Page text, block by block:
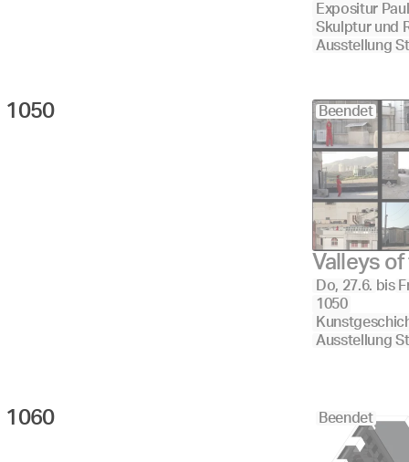
Expositur
Skulptur und
Ausstellung
1050 Beendet
Valleys
Do, 27.6. bis
1050
Ausstellung
1060 Beendet